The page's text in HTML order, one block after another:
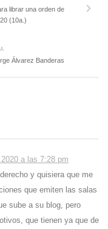
librar una orden de
(10a.)
Álvarez Banderas
a las 7:28 pm
y quisiera que me
que emiten las salas
sube a su blog, pero
que tienen ya que de